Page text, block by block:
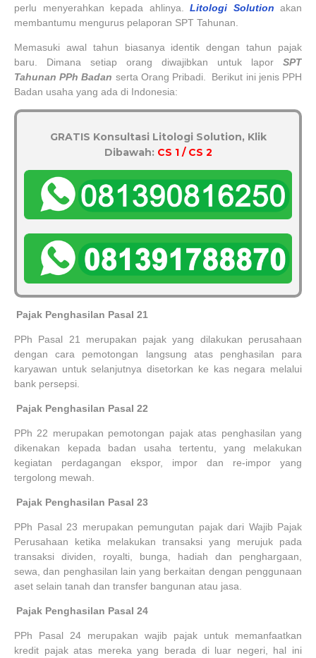
perlu menyerahkan kepada ahlinya. Litologi Solution akan
membantumu mengurus pelaporan SPT Tahunan.
Memasuki awal tahun biasanya identik dengan tahun pajak
baru. Dimana setiap orang diwajibkan untuk lapor SPT
Tahunan PPh Badan serta Orang Pribadi.
Berikut ini jenis PPH
Badan usaha yang ada di Indonesia:
GRATIS Konsultasi Litologi Solution, Klik
Dibawah: CS 1 / CS 2
Pajak Penghasilan Pasal 21
PPh Pasal 21 merupakan pajak yang dilakukan perusahaan
dengan cara pemotongan langsung atas penghasilan para
karyawan untuk selanjutnya disetorkan ke kas negara melalui
bank persepsi.
Pajak Penghasilan Pasal 22
PPh 22 merupakan pemotongan pajak atas penghasilan yang
dikenakan kepada badan usaha tertentu, yang melakukan
kegiatan perdagangan ekspor, impor dan re-impor yang
tergolong mewah.
Pajak Penghasilan Pasal 23
PPh Pasal 23 merupakan pemungutan pajak dari Wajib Pajak
Perusahaan ketika melakukan transaksi yang merujuk pada
transaksi dividen, royalti, bunga, hadiah dan penghargaan,
sewa, dan penghasilan lain yang berkaitan dengan penggunaan
aset selain tanah dan transfer bangunan atau jasa.
Pajak Penghasilan Pasal 24
PPh Pasal 24 merupakan wajib pajak untuk memanfaatkan
kredit pajak atas mereka yang berada di luar negeri, hal ini